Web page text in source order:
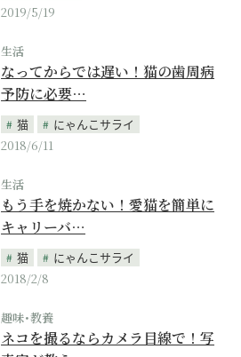
2019/5/19
生活
なってからでは遅い！猫の歯周病
予防に必要…
猫
にゃんこサライ
2018/6/11
生活
もう手を焼かない！愛猫を簡単に
キャリーバ…
猫
にゃんこサライ
2018/2/8
趣味･教養
ネコを撮るならカメラ目線で！写